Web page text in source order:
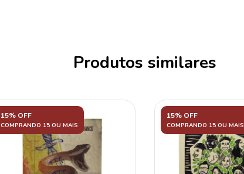
Produtos similares
15% OFF
COMPRANDO 15 OU MAIS
15% OFF
COMPRANDO 15 OU MAIS